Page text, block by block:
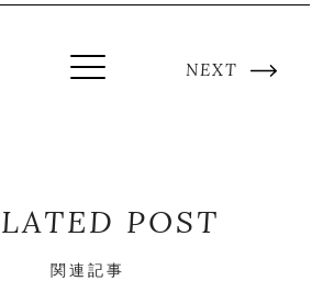
NEXT
POST
関連記事